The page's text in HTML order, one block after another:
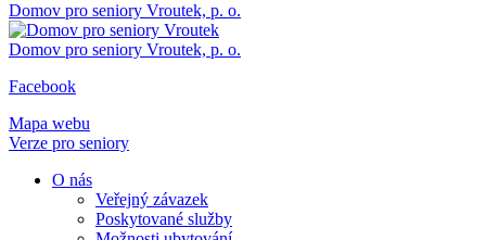
Domov pro seniory Vroutek, p. o.
Domov pro seniory Vroutek, p. o.
Facebook
Mapa webu
Verze pro seniory
O nás
Veřejný závazek
Poskytované služby